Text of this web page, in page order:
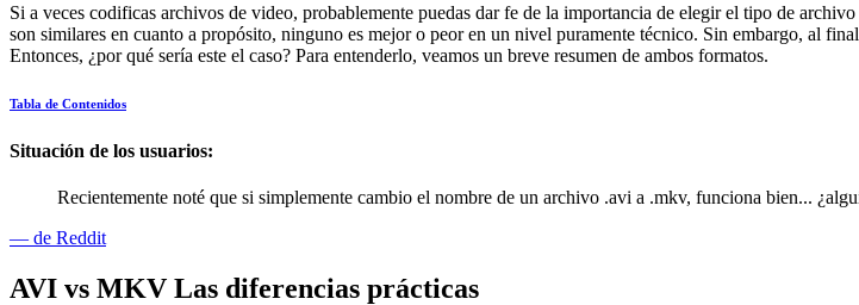
Si a veces codificas archivos de video, probablemente puedas dar fe de la importancia de elegir el tipo de
son similares en cuanto a propósito, ninguno es mejor o peor en un nivel puramente técnico. Sin embargo, al
Entonces, ¿por qué sería este el caso? Para entenderlo, veamos un breve resumen de ambos formatos.
Tabla de Contenidos
Situación de los usuarios:
Recientemente noté que si simplemente cambio el nombre de un archivo .avi a .mkv, funciona bien...
— de Reddit
AVI vs MKV Las diferencias prácticas